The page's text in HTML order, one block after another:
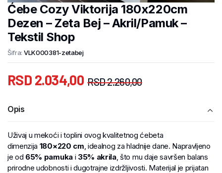
Ćebe Cozy Viktorija 180x220cm
Dezen – Zeta Bej – Akril/Pamuk –
Tekstil Shop
Šifra: VLK000381-zetabej
RSD2.260,00
RSD 2.034,00
Opis
Uživaj u mekoći i toplini ovog kvalitetnog ćebeta
dimenzija 180×220 cm, idealnog za hladnije dane. Napravljeno
je od 65% pamukai 35% akrila, što mu daje savršen balans
prirodne udobnosti i dugotrajne izdržljivosti. Materijal je prijatan